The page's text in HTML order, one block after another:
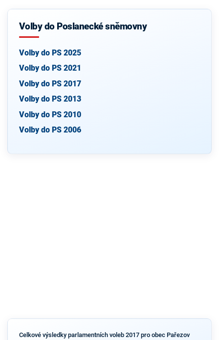
Volby do Poslanecké sněmovny
Volby do PS 2025
Volby do PS 2021
Volby do PS 2017
Volby do PS 2013
Volby do PS 2010
Volby do PS 2006
Celkové výsledky parlamentních voleb 2017 pro obec Pařezov